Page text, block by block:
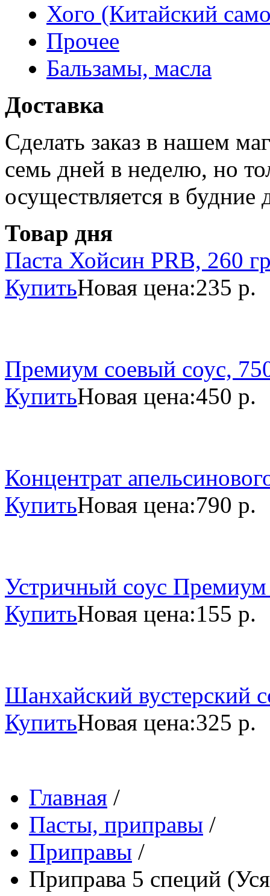
Хого (Китайский
Прочее
Бальзамы, масла
Доставка
Сделать заказ в нашем
семь дней в неделю, но
осуществляется в будние
Товар дня
Паста Хойсин PRB, 260
КупитьНовая цена:235 р.
Премиум соевый соус,
КупитьНовая цена:450 р.
Концентрат
КупитьНовая цена:790 р.
Устричный соус
КупитьНовая цена:155 р.
Шанхайский вустерский
КупитьНовая цена:325 р.
Главная /
Пасты, приправы /
Приправы /
Приправа 5 специй